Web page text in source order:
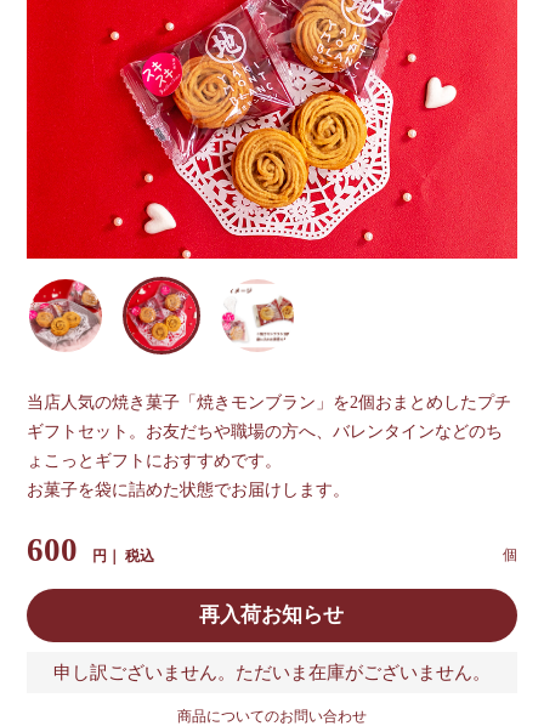
当店人気の焼き菓子「焼きモンブラン」を2個おまとめしたプチ
ギフトセット。お友だちや職場の方へ、バレンタインなどのち
ょこっとギフトにおすすめです。
お菓子を袋に詰めた状態でお届けします。
600 税込
再入荷お知らせ
申し訳ございません。ただいま在庫がございません。
商品についてのお問い合わせ